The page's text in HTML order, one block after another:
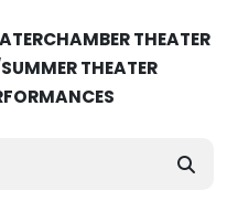
CHAMBER THEATER
THEATER